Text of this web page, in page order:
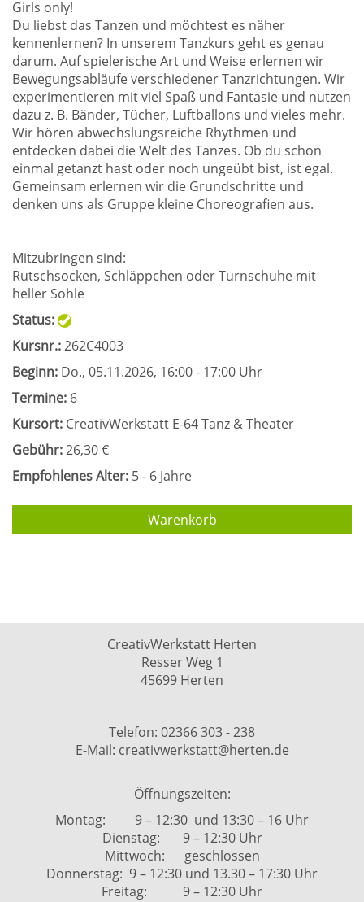
Girls only!
Du liebst das Tanzen und möchtest es näher
kennenlernen? In unserem Tanzkurs geht es genau
darum. Auf spielerische Art und Weise erlernen wir
Bewegungsabläufe verschiedener Tanzrichtungen. Wir
experimentieren mit viel Spaß und Fantasie und nutzen
dazu z. B. Bänder, Tücher, Luftballons und vieles mehr.
Wir hören abwechslungsreiche Rhythmen und
entdecken dabei die Welt des Tanzes. Ob du schon
einmal getanzt hast oder noch ungeübt bist, ist egal.
Gemeinsam erlernen wir die Grundschritte und
denken uns als Gruppe kleine Choreografien aus.
Mitzubringen sind:
Rutschsocken, Schläppchen oder Turnschuhe mit
heller Sohle
Status:
Kursnr.:262C4003
Beginn: Do., 05.11.2026, 16:00 - 17:00 Uhr
Termine: 6
Kursort: CreativWerkstatt E-64 Tanz & Theater
Gebühr:26,30 €
Empfohlenes Alter: 5 - 6 Jahre
Warenkorb
CreativWerkstatt Herten
Resser Weg 1
45699 Herten
Telefon: 02366 303 - 238
E-Mail: creativwerkstatt@herten.de
Öffnungszeiten:
Montag: 9 – 12:30 und 13:30 – 16 Uhr
Dienstag: 9 – 12:30 Uhr
Mittwoch: geschlossen
Donnerstag: 9 – 12:30 und 13.30 – 17:30 Uhr
Freitag: 9 – 12:30 Uhr